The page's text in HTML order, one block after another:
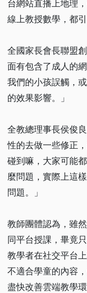
台網站直播上地理
線上教授數學，都引
全國家長會長聯盟
面有包含了成人的
我們的小孩誤觸，
的效果影響。」
全教總理事長侯俊
性的去做一些修正
碰到嘛，大家可能
麼問題，實際上這
問題。」
教師團體認為，雖
同平台授課，畢竟
教學者在社交平台
不適合學童的內容
盡快改善雲端教學